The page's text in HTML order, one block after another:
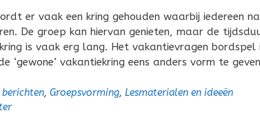
er vaak een kring gehouden waarbij iedereen
De groep kan hiervan genieten, maar de
is vaak erg lang. Het vakantievragen bordspel
‘gewone’ vakantiekring eens anders vorm te
, Groepsvorming, Lesmaterialen en ideeën